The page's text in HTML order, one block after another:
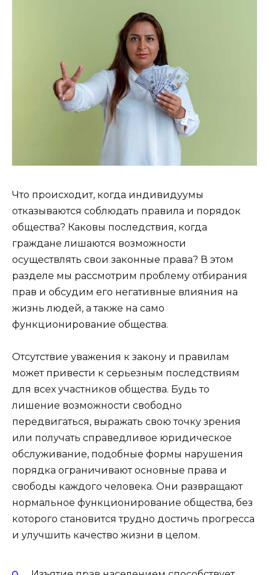
Что происходит, когда индивидуумы
отказываются соблюдать правила и порядок
общества? Каковы последствия, когда
граждане лишаются возможности
осуществлять свои законные права? В этом
разделе мы рассмотрим проблему отбирания
прав и обсудим его негативные влияния на
жизнь людей, а также на само
функционирование общества.
Отсутствие уважения к закону и правилам
может привести к серьезным последствиям
для всех участников общества. Будь то
лишение возможности свободно
передвигаться, выражать свою точку зрения
или получать справедливое юридическое
обслуживание, подобные формы нарушения
порядка ограничивают основные права и
свободы каждого человека. Они развращают
нормальное функционирование общества, без
которого становится трудно достичь прогресса
и улучшить качество жизни в целом.